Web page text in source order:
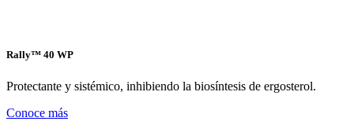
Rally™ 40 WP
Protectante y sistémico, inhibiendo la biosíntesis de ergosterol.
Conoce más